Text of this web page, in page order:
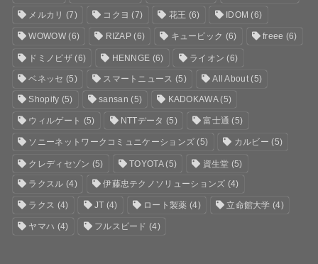
メルカリ (7) コクヨ (7) 花王 (6) IDOM (6)
WOWOW(6) RIZAP (6) キュービック (6) freee (6)
ドミノピザ(6) HENNGE (6) ライオン (6)
ベネッセ (5) スマートニュース (5) All About(5)
Shopify (5) sansan (5) KADOKAWA(5)
ウィルゲート (5) NTTデータ (5) 富士通 (5)
ソニーネットワークコミュニケーションズ (5) カルビー (5)
クレディセゾン (5) TOYOTA(5) 資生堂 (5)
ラクスル (4) 伊藤忠テクノソリューションズ (4)
ラクス (4) JT (4) ロート製薬 (4) 立命館大学 (4)
ヤマハ (4) フルスピード (4)